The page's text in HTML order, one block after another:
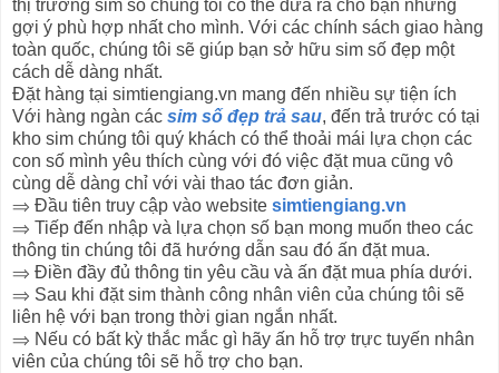
thị trường sim số chúng tôi có thể đưa ra cho bạn những
gợi ý phù hợp nhất cho mình. Với các chính sách giao hàng
toàn quốc, chúng tôi sẽ giúp bạn sở hữu sim số đẹp một
cách dễ dàng nhất.
Đặt hàng tại simtiengiang.vn mang đến nhiều sự tiện ích
Với hàng ngàn các sim số đẹp trả sau, đến trả trước có tại
kho sim chúng tôi quý khách có thể thoải mái lựa chọn các
con số mình yêu thích cùng với đó việc đặt mua cũng vô
cùng dễ dàng chỉ với vài thao tác đơn giản.
⇒ Đầu tiên truy cập vào website simtiengiang.vn
⇒ Tiếp đến nhập và lựa chọn số bạn mong muốn theo các
thông tin chúng tôi đã hướng dẫn sau đó ấn đặt mua.
⇒ Điền đầy đủ thông tin yêu cầu và ấn đặt mua phía dưới.
⇒ Sau khi đặt sim thành công nhân viên của chúng tôi sẽ
liên hệ với bạn trong thời gian ngắn nhất.
⇒ Nếu có bất kỳ thắc mắc gì hãy ấn hỗ trợ trực tuyến nhân
viên của chúng tôi sẽ hỗ trợ cho bạn.